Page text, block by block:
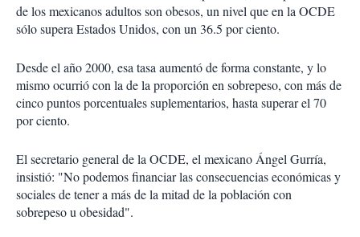
de los mexicanos adultos son obesos, un nivel que en la OCDE
sólo supera Estados Unidos, con un 36.5 por ciento.
Desde el año 2000, esa tasa aumentó de forma constante, y lo
mismo ocurrió con la de la proporción en sobrepeso, con más de
cinco puntos porcentuales suplementarios, hasta superar el 70
por ciento.
El secretario general de la OCDE, el mexicano Ángel Gurría,
insistió: "No podemos financiar las consecuencias económicas y
sociales de tener a más de la mitad de la población con
sobrepeso u obesidad".